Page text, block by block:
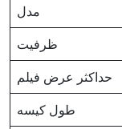
مدل
ظرفیت
حداکثر عرض فیلم
طول کیسه